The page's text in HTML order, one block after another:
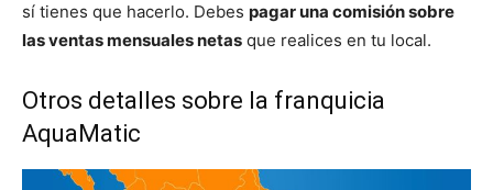
sí tienes que hacerlo. Debes pagar una comisión sobre
las ventas mensuales netas que realices en tu local.
Otros detalles sobre la franquicia
AquaMatic